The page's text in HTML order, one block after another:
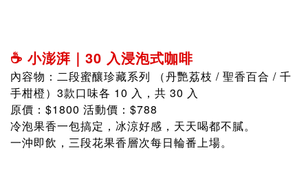
☕ 小澎湃｜30 入浸泡式咖啡
內容物：二段蜜釀珍藏系列
（丹艷荔枝 / 聖香百合 / 千
手柑橙） 3款口味各 10 入，共 30 入
原價：$1800 活動價：$788
冷泡果香一包搞定，冰涼好感，天天喝都不膩。
一沖即飲，三段花果香層次每日輪番上場。